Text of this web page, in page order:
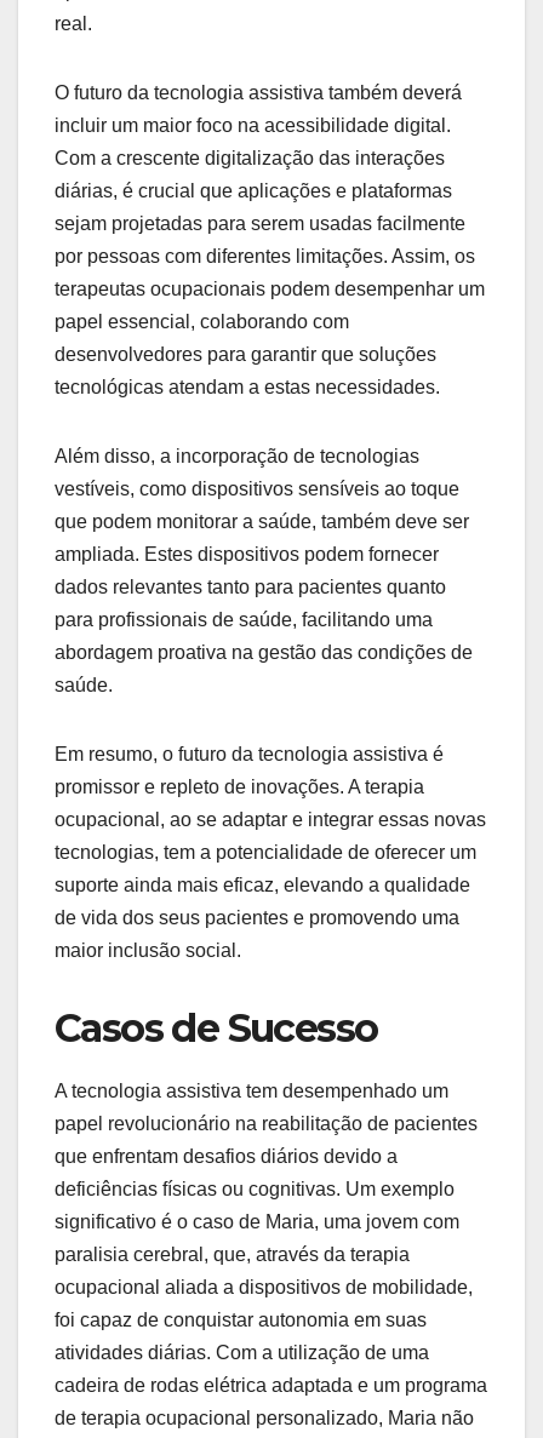
real.
O futuro da tecnologia assistiva também deverá
incluir um maior foco na acessibilidade digital.
Com a crescente digitalização das interações
diárias, é crucial que aplicações e plataformas
sejam projetadas para serem usadas facilmente
por pessoas com diferentes limitações. Assim, os
terapeutas ocupacionais podem desempenhar um
papel essencial, colaborando com
desenvolvedores para garantir que soluções
tecnológicas atendam a estas necessidades.
Além disso, a incorporação de tecnologias
vestíveis, como dispositivos sensíveis ao toque
que podem monitorar a saúde, também deve ser
ampliada. Estes dispositivos podem fornecer
dados relevantes tanto para pacientes quanto
para profissionais de saúde, facilitando uma
abordagem proativa na gestão das condições de
saúde.
Em resumo, o futuro da tecnologia assistiva é
promissor e repleto de inovações. A terapia
ocupacional, ao se adaptar e integrar essas novas
tecnologias, tem a potencialidade de oferecer um
suporte ainda mais eficaz, elevando a qualidade
de vida dos seus pacientes e promovendo uma
maior inclusão social.
Casos de Sucesso
A tecnologia assistiva tem desempenhado um
papel revolucionário na reabilitação de pacientes
que enfrentam desafios diários devido a
deficiências físicas ou cognitivas. Um exemplo
significativo é o caso de Maria, uma jovem com
paralisia cerebral, que, através da terapia
ocupacional aliada a dispositivos de mobilidade,
foi capaz de conquistar autonomia em suas
atividades diárias. Com a utilização de uma
cadeira de rodas elétrica adaptada e um programa
de terapia ocupacional personalizado, Maria não